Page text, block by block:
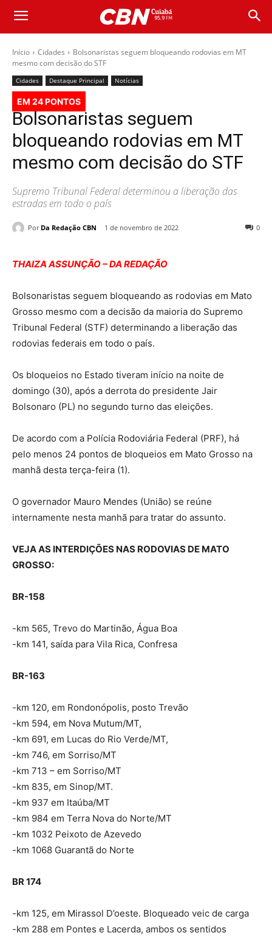
Início Cidades
Bolsonaristas seguem bloqueando rodovias em MT
mesmo com decisão do STF
Cidades Destaque Principal Notícias
EM 24 PONTOS
Bolsonaristas seguem
bloqueando rodovias em MT
mesmo com decisão do STF
Supremo Tribunal Federal determinou a liberação das
estradas em todo o país
Por Da Redação CBN 1 de novembro de 2022 0
THAIZA ASSUNÇÃO – DA REDAÇÃO
Bolsonaristas seguem bloqueando as rodovias em Mato
Grosso mesmo com a decisão da maioria do Supremo
Tribunal Federal (STF) determinando a liberação das
rodovias federais em todo o país.
Os bloqueios no Estado tiveram início na noite de
domingo (30), após a derrota do presidente Jair
Bolsonaro (PL) no segundo turno das eleições.
De acordo com a Polícia Rodoviária Federal (PRF), há
pelo menos 24 pontos de bloqueios em Mato Grosso na
manhã desta terça-feira (1).
O governador Mauro Mendes (União) se reúne
internamente nesta manhã para tratar do assunto.
VEJA AS INTERDIÇÕES NAS RODOVIAS DE MATO
GROSSO:
BR-158
-km 565, Trevo do Martinão, Água Boa
-km 141, saída para Vila Rica, Confresa
BR-163
-km 120, em Rondonópolis, posto Trevão
-km 594, em Nova Mutum/MT,
-km 691, em Lucas do Rio Verde/MT,
-km 746, em Sorriso/MT
-km 713 – em Sorriso/MT
-km 835, em Sinop/MT.
-km 937 em Itaúba/MT
-km 984 em Terra Nova do Norte/MT
-km 1032 Peixoto de Azevedo
-km 1068 Guarantã do Norte
BR 174
-km 125, em Mirassol D’oeste. Bloqueado veic de carga
-km 288 em Pontes e Lacerda, ambos os sentidos